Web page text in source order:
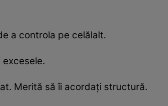
a controla pe celălalt.
Merită să îi acordați structură.